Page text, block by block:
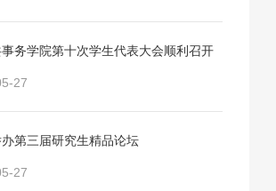
务学院第十次学生代表大会顺利召开
27
第三届研究生精品论坛
27